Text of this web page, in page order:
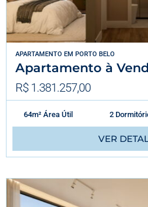
APARTAMENTO EM PORTO BELO
Apartamento à
R$ 1.381.257,00
64m² Área Útil 2
VER